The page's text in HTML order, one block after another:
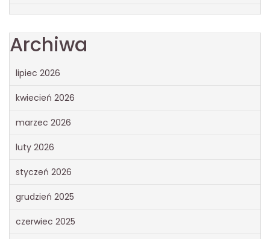
Archiwa
lipiec 2026
kwiecień 2026
marzec 2026
luty 2026
styczeń 2026
grudzień 2025
czerwiec 2025